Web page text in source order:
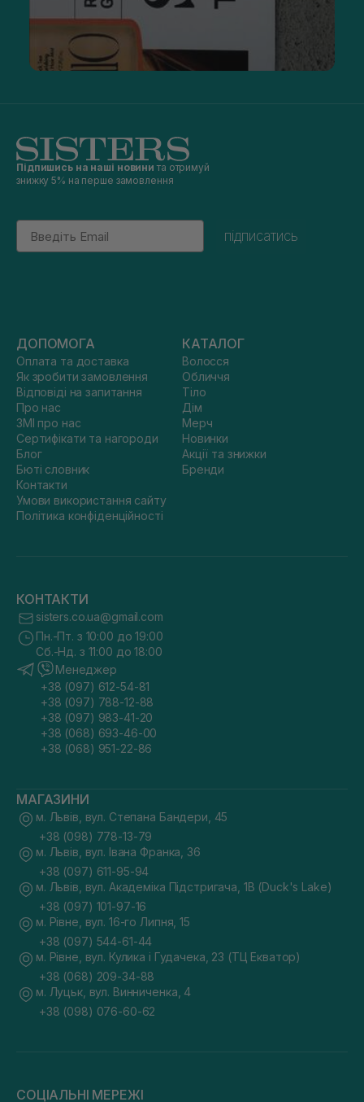
Підпишись на наші новини та отримуй
знижку 5% на перше замовлення
Email
підписатись
ДОПОМОГА
Оплата та доставка
Як зробити замовлення
Відповіді на запитання
Про нас
ЗМІ про нас
Сертифікати та нагороди
Блог
Бюті словник
Контакти
Умови використання сайту
Політика конфіденційності
КАТАЛОГ
Волосся
Обличчя
Тіло
Дім
Мерч
Новинки
Акції та знижки
Бренди
КОНТАКТИ
sisters.co.ua@gmail.com
Пн.-Пт. з 10:00 до 19:00
Сб.-Нд. з 11:00 до 18:00
Менеджер
+38 (097) 612-54-81
+38 (097) 788-12-88
+38 (097) 983-41-20
+38 (068) 693-46-00
+38 (068) 951-22-86
МАГАЗИНИ
м. Львів, вул. Степана Бандери, 45
+38 (098) 778-13-79
м. Львів, вул. Івана Франка, 36
+38 (097) 611-95-94
м. Львів, вул. Академіка Підстригача, 1В (Duck's Lake)
+38 (097) 101-97-16
м. Рівне, вул. 16-го Липня, 15
+38 (097) 544-61-44
м. Рівне, вул. Кулика і Гудачека, 23 (ТЦ Екватор)
+38 (068) 209-34-88
м. Луцьк, вул. Винниченка, 4
+38 (098) 076-60-62
СОЦІАЛЬНІ МЕРЕЖІ